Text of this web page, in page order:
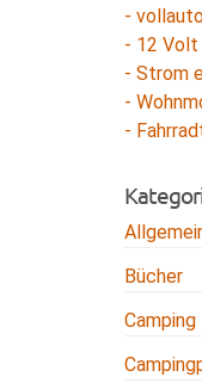
-
- 12 Volt
- Strom
-
-
Bücher
Camping